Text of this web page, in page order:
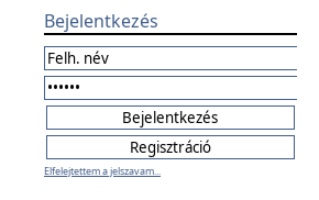
Bejelentkezés
Elfelejtettem a jelszavam...